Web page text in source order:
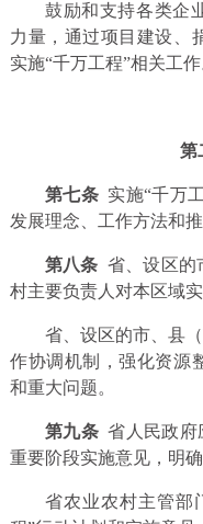
鼓励和支持各类企
力量，通过项目建设、
实施“千万工程”相关工作
第
第七条 实施“千万
发展理念、工作方法和推
第八条 省、设区的
村主要负责人对本区域
省、设区的市、县
作协调机制，强化资源
和重大问题。
第九条 省人民政府
重要阶段实施意见，明
省农业农村主管部